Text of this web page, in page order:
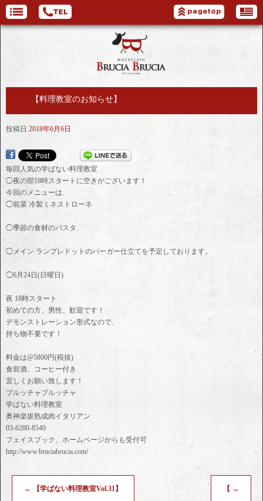
【料理教室のお知らせ】
投稿日 2018年6月6日
毎回人気の学ばない料理教室
◯夜の部18時スタートに空きがございます！
今回のメニューは、
◯前菜 冷製ミネストローネ
◯季節の食材のパスタ
◯メイン ランプレドットのバーガー仕立てを予定しております。
◯6月24日(日曜日)
夜 18時スタート
初めての方、男性、歓迎です！
デモンストレーション形式なので、
持ち物不要です！
料金は@5800円(税抜)
食前酒、コーヒー付き
宜しくお願い致します！
ブルッチャブルッチャ
学ばない料理教室
奥神楽坂熟成肉イタリアン
03-6280-8540
フェイスブック、ホームページからも受付可
http://www.bruciabrucia.com/
← 【学ばない料理教室Vol.31】 【 →